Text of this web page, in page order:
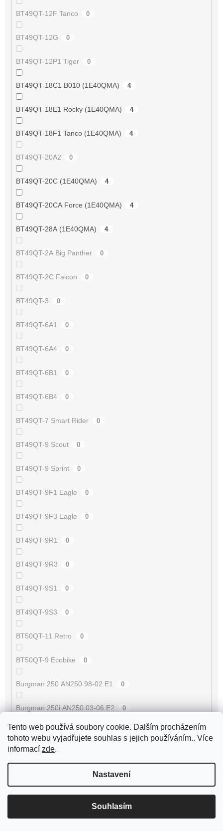
Tento web používá soubory cookie. Dalším procházením
tohoto webu vyjadřujete souhlas s jejich používáním.. Více
informací zde.
Nastavení
Souhlasím
BT49QT-12F Tanco 0
BT49QT-12G 0
BT49QT-12P1 Tiger 0
BT49QT-18C1 B010 (1E40QMA) 4
BT49QT-18E1 Rocky (1E40QMA) 4
BT49QT-18F1 Tanco (1E40QMA) 4
BT49QT-20A2 0
BT49QT-20C (1E40QMA) 4
BT49QT-20CA Force (1E40QMA) 4
BT49QT-28A (1E40QMA) 4
BT49QT-2A Big Panther 0
BT49QT-2C Falcon 0
BT49QT-3 0
BT49QT-6A1 0
BT49QT-6A4 0
BT49QT-6B1 0
BT49QT-6B4 0
BT49QT-7 Smart Rider 0
BT49QT-9 Scout 0
BT49QT-9 Sprint 0
BT49QT-9F1 Eagle 0
BT49QT-9F3 Eagle 0
BT49QT-9R1 0
BT49QT-9R3 0
BT49QT-9S1 0
BT49QT-9S3 0
BT50QT-11 Retro 0
BT50QT-9 Ecobike 0
Burgman 250 AN250 98-02 E1 0
Burgman 250i AN250 03-06 E2 0
Burgman 400 AN400 98-02 E1 0
Burgman 400i AN400 07-08 E3 0
Burgman 400i AN400 09-17 E3 0